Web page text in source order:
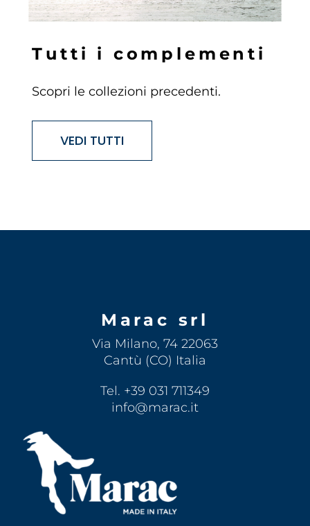
T u tt i i co m p l e m ent i
Scopri le collezioni precedenti.
VEDI TUTTI
Marac srl
Via Milano, 74 22063
Cantù (CO) Italia
Tel. +39 031 711349
info@marac.it